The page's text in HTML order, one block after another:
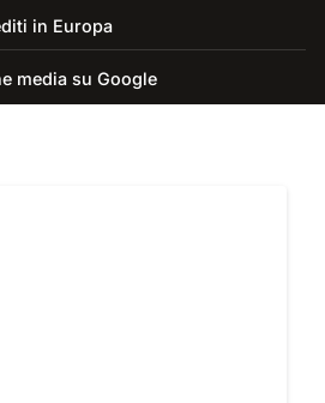
in Europa
media su Google